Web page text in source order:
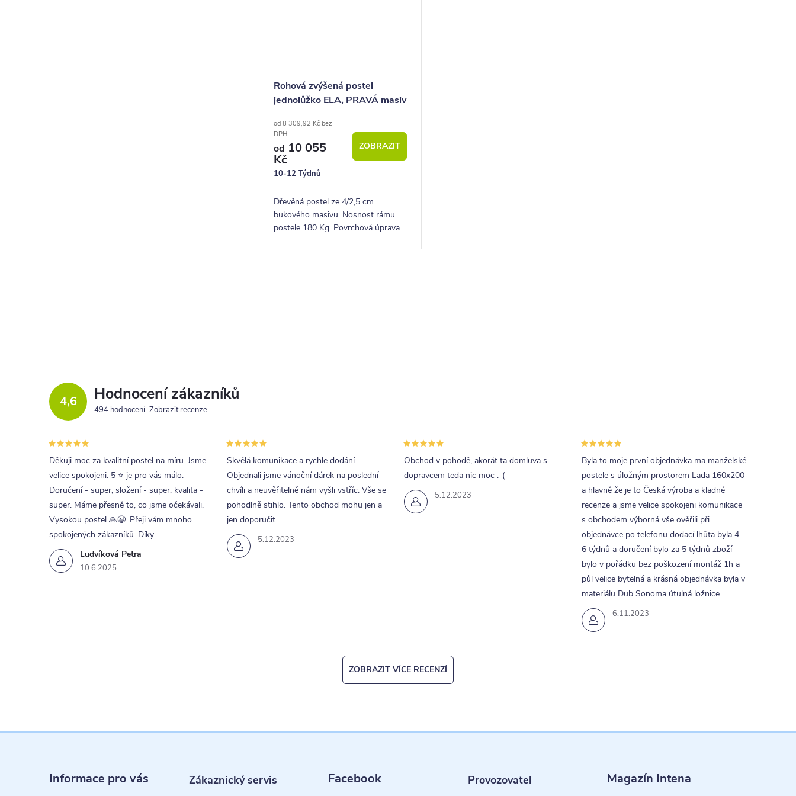
Rohová zvýšená postel
jednolůžko ELA, PRAVÁ masiv
od 8 309,92 Kč bez
DPH
od 10 055
Kč
10-12 Týdnů
ZOBRAZIT
Dřevěná postel ze 4/2,5 cm
bukového masivu. Nosnost rámu
postele 180 Kg. Povrchová úprava
p
r
v
k
y
ý
4,6 Hodnocení zákazníků
494 hodnocení Zobrazit recenze
Ludvíková Petra
10.6.2025
Děkuji moc za kvalitní postel na míru. Jsme
velice spokojeni. 5 ⭐ je pro vás málo.
Doručení - super, složení - super, kvalita -
super. Máme přesně to, co jsme očekávali.
Vysokou postel 🙏😉. Přeji vám mnoho
spokojených zákazníků. Díky.
5.12.2023
Skvělá komunikace a rychle dodání.
Objednali jsme vánoční dárek na poslední
chvíli a neuvěřitelně nám vyšli vstříc. Vše se
pohodlně stihlo. Tento obchod mohu jen a
jen doporučit
5.12.2023
Obchod v pohodě, akorát ta domluva s
dopravcem teda nic moc :-(
6.11.2023
Byla to moje první objednávka ma manželské
postele s úložným prostorem Lada 160x200
a hlavně že je to Česká výroba a kladné
recenze a jsme velice spokojeni komunikace
s obchodem výborná vše ověřili při
objednávce po telefonu dodací lhůta byla 4-
6 týdnů a doručení bylo za 5 týdnů zboží
bylo v pořádku bez poškození montáž 1h a
půl velice bytelná a krásná objednávka byla v
materiálu Dub Sonoma útulná ložnice
ZOBRAZIT VÍCE RECENZÍ
Informace pro vás Zákaznický servis Facebook Provozovatel Magazín Intena